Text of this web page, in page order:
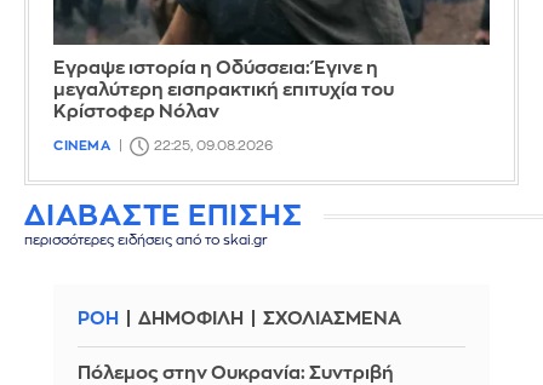
Έγραψε ιστορία η Οδύσσεια: Έγινε η
μεγαλύτερη εισπρακτική επιτυχία του
Κρίστοφερ Νόλαν
CINEMA 22:25, 09.08.2026
ΔΙΑΒΑΣΤΕ ΕΠΙΣΗΣ
περισσότερες ειδήσεις από το skai.gr
ΡΟΗ ΔΗΜΟΦΙΛΗ ΣΧΟΛΙΑΣΜΕΝΑ
Πόλεμος στην Ουκρανία: Συντριβή